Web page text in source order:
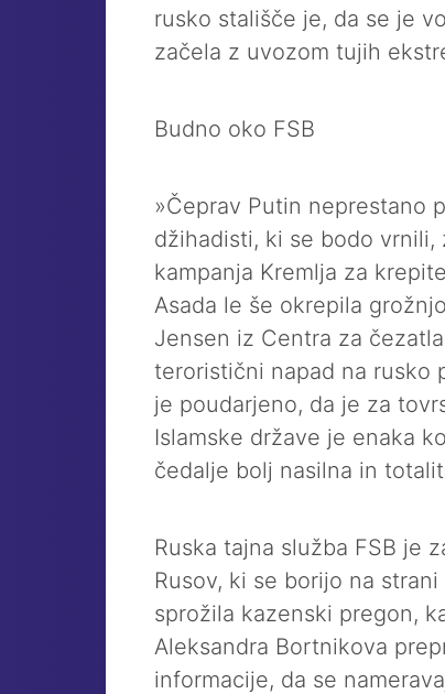
rusko stališče je, da se je
začela z uvozom tujih
Budno oko FSB
»Čeprav Putin neprestano
džihadisti, ki se bodo
kampanja Kremlja za
Asada le še okrepila
Jensen iz Centra za
teroristični napad na rusko
je poudarjeno, da je za
Islamske države je enaka
čedalje bolj nasilna in
Ruska tajna služba FSB je
Rusov, ki se borijo na
sprožila kazenski pregon,
Aleksandra Bortnikova
informacije, da se